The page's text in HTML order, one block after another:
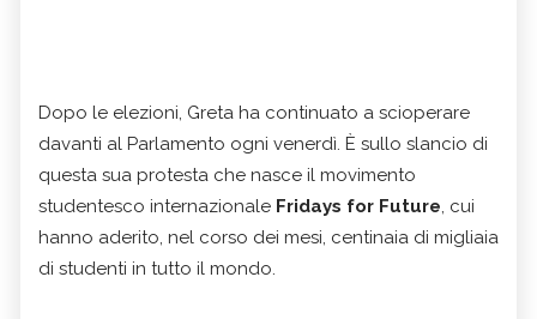
Dopo le elezioni, Greta ha continuato a scioperare
davanti al Parlamento ogni venerdì. È sullo slancio di
questa sua protesta che nasce il movimento
studentesco internazionale Fridays for Future, cui
hanno aderito, nel corso dei mesi, centinaia di migliaia
di studenti in tutto il mondo.